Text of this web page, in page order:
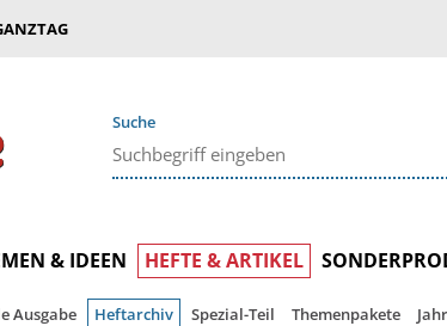
Suche
& IDEEN HEFTE & ARTIKEL
Ausgabe Heftarchiv Spezial-Teil Themenpakete